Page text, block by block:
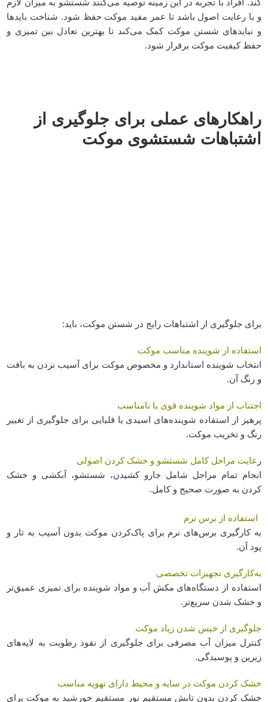
و با رعایت اصول باشد تا عمر مفید موکت حفظ شود. شناخت بایدها
و نبایدهای شستن موکت کمک می‌کند تا بهترین تعادل بین تمیزی و
حفظ کیفیت موکت برقرار شود.
راهکارهای عملی برای جلوگیری از
اشتباهات شستشوی موکت
برای جلوگیری از اشتباهات رایج در شستن موکت، باید:
استفاده از شوینده مناسب موکت
انتخاب شوینده استاندارد و مخصوص موکت برای آسیب نزدن به بافت
و رنگ آن.
اجتناب از مواد شوینده قوی یا نامناسب
پرهیز از استفاده شوینده‌های اسیدی یا قلیایی برای جلوگیری از تغییر
رنگ و تخریب موکت.
ر عایت مراحل کامل شستشو و خشک کردن اصولی
انجام تمام مراحل شامل جارو کشیدن، شستشو، آبکشی و خشک
کردن به صورت صحیح و کامل.
استفاده از برس نرم
به کارگیری برس‌های نرم برای پاک‌کردن موکت بدون آسیب به تار و
پود آن.
به‌کارگیری تجهیزات تخصصی
استفاده از دستگاه‌های مکش آب و مواد شوینده برای تمیزی عمیق‌تر
و خشک شدن سریع‌تر.
جلوگیری از خیس شدن زیاد موکت
کنترل میزان آب مصرفی برای جلوگیری از نفوذ رطوبت به لایه‌های
زیرین و پوسیدگی.
خشک کردن موکت در سایه و محیط دارای تهویه مناسب
خشک کردن بدون تابش مستقیم نور مستقیم خورشید به موکت برای